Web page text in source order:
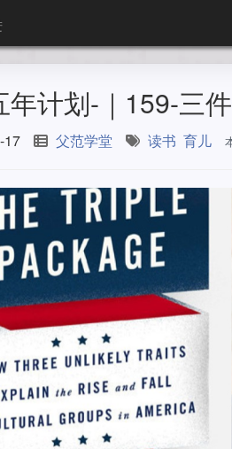
年计划-｜159-三
17 父范学堂 读书 育儿